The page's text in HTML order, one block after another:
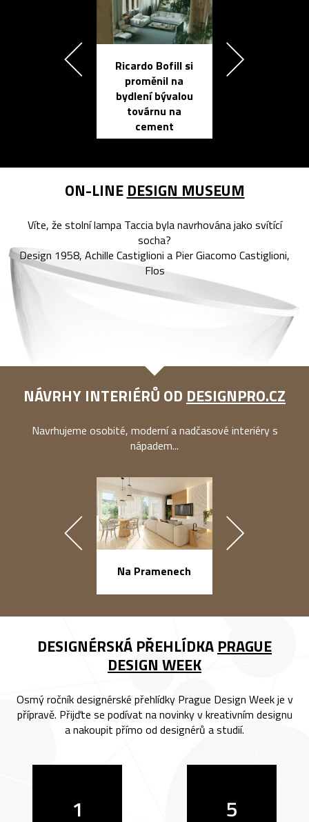
Ricardo Bofill si
proměnil na
bydlení bývalou
továrnu na
cement
ON-LINE DESIGN MUSEUM
Víte, že stolní lampa Taccia byla navrhována jako svítící
socha?
Design 1958, Achille Castiglioni a Pier Giacomo Castiglioni,
Flos
NÁVRHY INTERIÉRŮ OD DESIGNPRO.CZ
Navrhujeme osobité, moderní a nadčasové interiéry s
nápadem...
Na Pramenech
DESIGNÉRSKÁ PŘEHLÍDKA PRAGUE
DESIGN WEEK
Osmý ročník designérské přehlídky Prague Design Week je v
přípravě. Přijďte se podívat na novinky v kreativním designu
a nakoupit přímo od designérů a studií.
1 5